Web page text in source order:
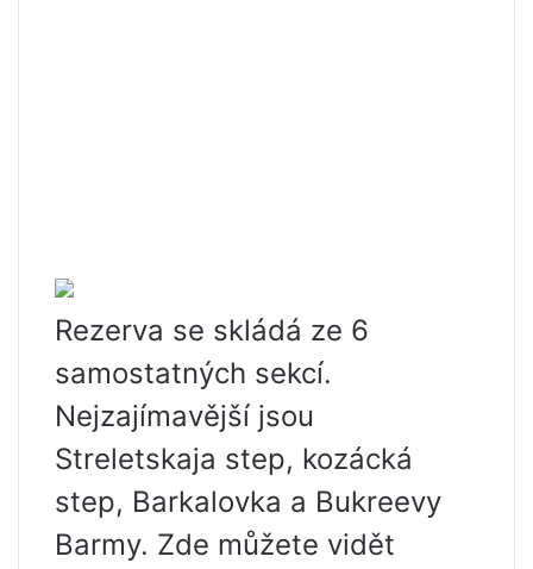
Rezerva se skládá ze 6
samostatných sekcí.
Nejzajímavější jsou
Streletskaja step, kozácká
step, Barkalovka a Bukreevy
Barmy. Zde můžete vidět